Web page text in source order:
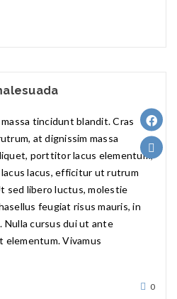
tincidunt blandit. Cras
at dignissim massa
porttitor lacus elementum,
lacus, efficitur ut rutrum
sed libero luctus, molestie
feugiat risus mauris, in
Nulla cursus dui ut ante
Vivamus
0